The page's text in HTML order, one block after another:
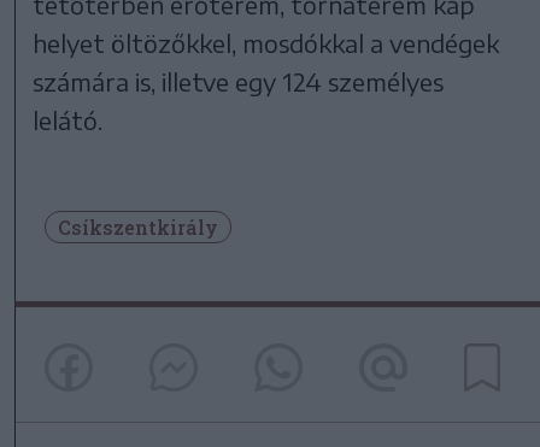
helyet öltözőkkel, mosdókkal a vendégek
számára is, illetve egy 124 személyes
lelátó.
Csíkszentkirály